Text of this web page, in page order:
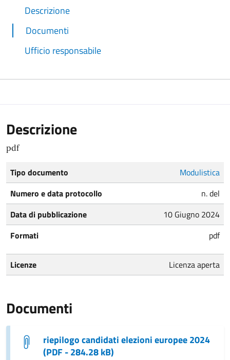
Descrizione
Documenti
Ufficio responsabile
Descrizione
pdf
Tipo documento
Modulistica
Numero e data protocollo
n. del
Data di pubblicazione
10 Giugno 2024
Formati
pdf
Licenze Licenza aperta
Documenti
riepilogo candidati elezioni europee 2024
(PDF - 284.28 kB)